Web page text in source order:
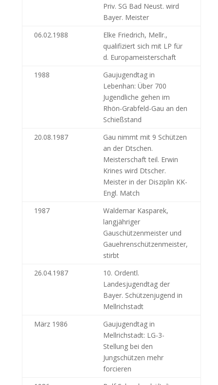
Priv. SG Bad Neust. wird
Bayer. Meister
06.02.1988
Elke Friedrich, Mellr.,
qualifiziert sich mit LP für
d. Europameisterschaft
1988
Gaujugendtag in
Lebenhan: Über 700
Jugendliche gehen im
Rhön-Grabfeld-Gau an den
Schießstand
20.08.1987
Gau nimmt mit 9 Schützen
an der Dtschen.
Meisterschaft teil. Erwin
Krines wird Dtscher.
Meister in der Disziplin KK-
Engl. Match
1987
Waldemar Kasparek,
langjähriger
Gauschützenmeister und
Gauehrenschützenmeister,
stirbt
26.04.1987
10. Ordentl.
Landesjugendtag der
Bayer. Schützenjugend in
Mellrichstadt
März 1986
Gaujugendtag in
Mellrichstadt: LG-3-
Stellung bei den
Jungschützen mehr
forcieren